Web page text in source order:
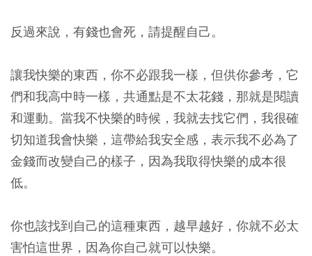
反過來說，有錢也會死，請提醒自己。
讓我快樂的東西，你不必跟我一樣，但供你參考，它
們和我高中時一樣，共通點是不太花錢，那就是閱讀
和運動。當我不快樂的時候，我就去找它們，我很確
切知道我會快樂，這帶給我安全感，表示我不必為了
金錢而改變自己的樣子，因為我取得快樂的成本很
低。
你也該找到自己的這種東西，越早越好，你就不必太
害怕這世界，因為你自己就可以快樂。